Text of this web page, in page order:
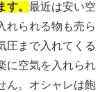
。 最近は安い空
れられる物も売ら
圧まで入れてくる
に空気を入れられ
ん。オシャレは飽